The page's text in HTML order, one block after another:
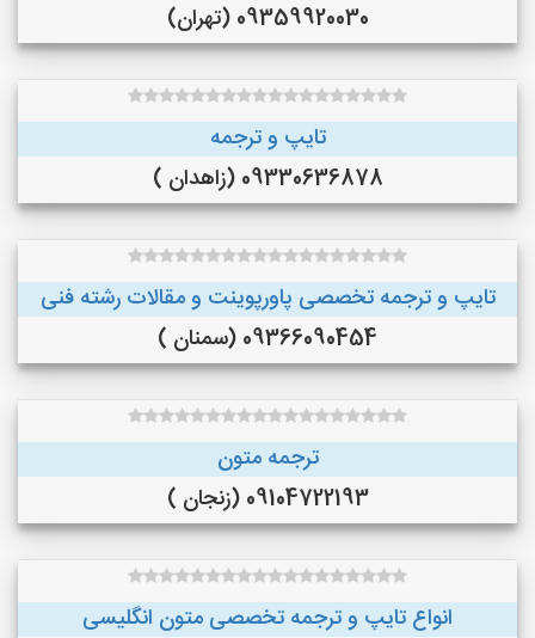
09359920030 (تهران)
تایپ و ترجمه
09330636878 (زاهدان )
تایپ و ترجمه تخصصی پاورپوینت و مقالات رشته فنی
09366090454 (سمنان )
ترجمه متون
09104722193 (زنجان )
انواع تایپ و ترجمه تخصصی متون انگلیسی